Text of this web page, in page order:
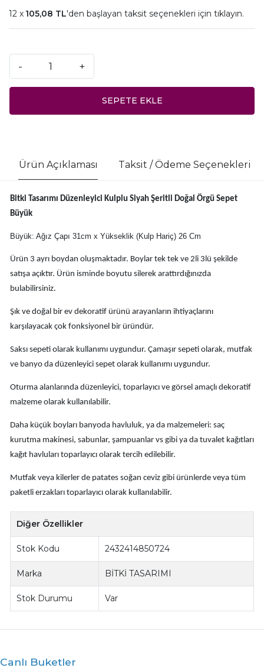
105,08 TL'den başlayan taksit seçenekleri için tıklayın.
- +
SEPETE EKLE
Ürün Açıklaması Taksit / Ödeme Seçenekleri
Bitki Tasarımı Düzenleyici Kulplu Siyah Şeritli Doğal Örgü Sepet
Büyük
Büyük: Ağız Çapı 31cm x Yükseklik (Kulp Hariç) 26 Cm
Ürün 3 ayrı boydan oluşmaktadır. Boylar tek tek ve 2li 3lü şekilde
satışa açıktır. Ürün isminde boyutu silerek arattırdığınızda
bulabilirsiniz.
Şık ve doğal bir ev dekoratif ürünü arayanların ihtiyaçlarını
karşılayacak çok fonksiyonel bir üründür.
Saksı sepeti olarak kullanımı uygundur. Çamaşır sepeti olarak, mutfak
ve banyo da düzenleyici sepet olarak kullanımı uygundur.
Oturma alanlarında düzenleyici, toparlayıcı ve görsel amaçlı dekoratif
malzeme olarak kullanılabilir.
Daha küçük boyları banyoda havluluk, ya da malzemeleri: saç
kurutma makinesi, sabunlar, şampuanlar vs gibi ya da tuvalet kağıtları
kağıt havluları toparlayıcı olarak tercih edilebilir.
Mutfak veya kilerler de patates soğan ceviz gibi ürünlerde veya tüm
paketli erzakları toparlayıcı olarak kullanılabilir.
Diğer Özellikler
Stok Kodu 2432414850724
Marka BİTKİ TASARIMI
Stok Durumu Var
Canlı Buketler